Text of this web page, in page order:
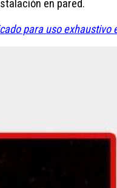
en pared.
para uso exhaustivo